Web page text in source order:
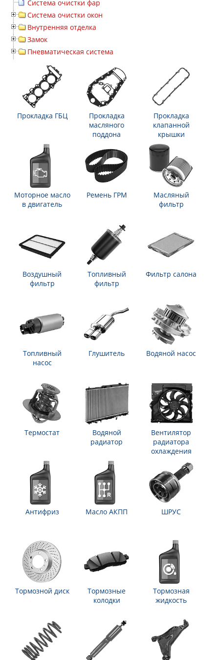
Система очистки фар
Система очистки окон
Внутренняя отделка
Замок
Пневматическая система
Прокладка ГБЦ
Прокладка
масляного
поддона
Прокладка
клапанной
крышки
Моторное масло
в двигатель
Ремень ГРМ
Масляный
фильтр
Воздушный
фильтр
Топливный
фильтр
Фильтр салона
Топливный
насос
Глушитель Водяной насос
Термостат
Водяной
радиатор
Вентилятор
радиатора
охлаждения
Антифриз Масло АКПП ШРУС
Тормозной диск
Тормозные
колодки
Тормозная
жидкость